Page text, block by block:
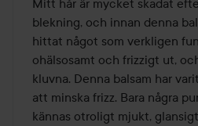
5
Mitt hår är mycket skadat
blekning, och innan denna
hittat något som verkligen
ohälsosamt och frizzigt ut,
kluvna. Denna balsam har
att minska frizz. Bara några
kännas otroligt mjukt,